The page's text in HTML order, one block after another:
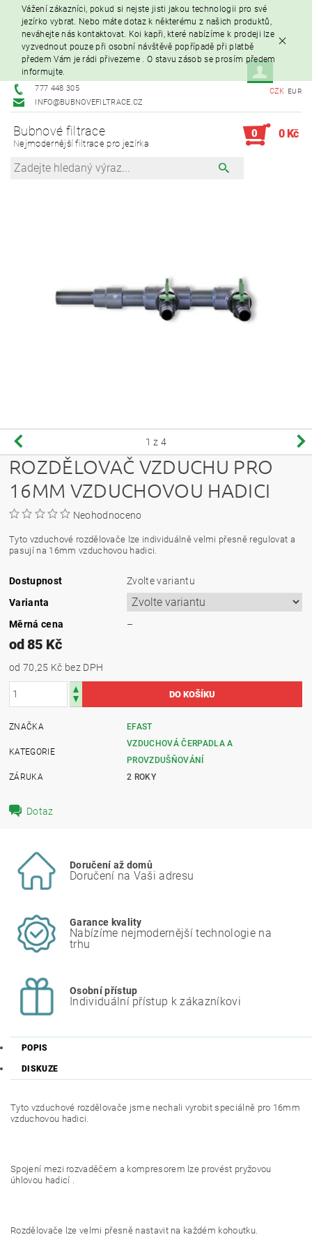
Vážení zákazníci, pokud si nejste jisti jakou technologii pro své
jezírko vybrat. Nebo máte dotaz k některému z našich produktů,
neváhejte nás kontaktovat. Koi kapři, které nabízíme k prodeji lze
vyzvednout pouze při osobní návštěvě popřípadě při platbě
předem Vám je rádi přivezeme . O stavu zásob se prosím předem
informujte.
777 448 305
INFO@BUBNOVEFILTRACE.CZ
CZK EUR
Bubnové filtrace
Nejmodernější filtrace pro jezírka
0 0 Kč
1 z 4
ROZDĚLOVAČ VZDUCHU PRO
16MM VZDUCHOVOU HADICI
Neohodnoceno
Tyto vzduchové rozdělovače lze individuálně velmi přesně regulovat a
pasují na 16mm vzduchovou hadici.
Dostupnost
Zvolte variantu
Varianta
Měrná cena
–
od 85 Kč
od 70,25 Kč bez DPH
ZNAČKA EFAST
KATEGORIE
VZDUCHOVÁ ČERPADLA A
PROVZDUŠŇOVÁNÍ
ZÁRUKA
2 ROKY
Dotaz
Doručení až domů
Doručení na Vaši adresu
Garance kvality
Nabízíme nejmodernější technologie na
trhu
Osobní přístup
Individuální přístup k zákazníkovi
POPIS
DISKUZE
Tyto vzduchové rozdělovače jsme nechali vyrobit speciálně pro 16mm
vzduchovou hadici.
Spojení mezi rozvaděčem a kompresorem lze provést pryžovou
úhlovou hadicí .
Rozdělovače lze velmi přesně nastavit na každém kohoutku.